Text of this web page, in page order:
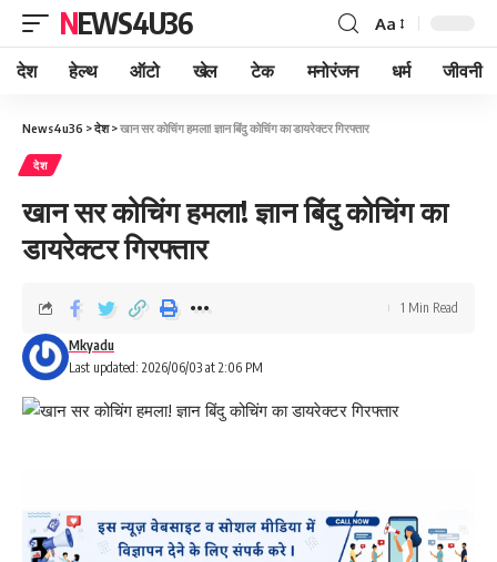
NEWS4U36 Aa
देश हेल्थ ऑटो खेल टेक मनोरंजन धर्म जीवनी
News4u36 >देश>खान सर कोचिंग हमला! ज्ञान बिंदु कोचिंग का डायरेक्टर गिरफ्तार
देश
खान सर कोचिंग हमला! ज्ञान बिंदु कोचिंग का
डायरेक्टर गिरफ्तार
Last updated: 2026/06/03 at 2:06 PM
Mkyadu
1 Min Read